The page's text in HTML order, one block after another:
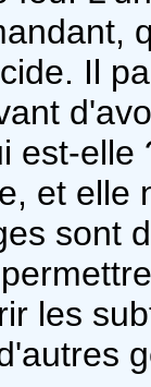
Il
est-
et elle
sont
les